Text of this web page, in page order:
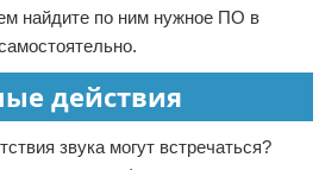
найдите по ним нужное ПО в
действия
звука могут встречаться?